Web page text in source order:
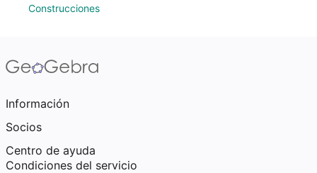
Construcciones
Información
Socios
Centro de ayuda
Condiciones del servicio